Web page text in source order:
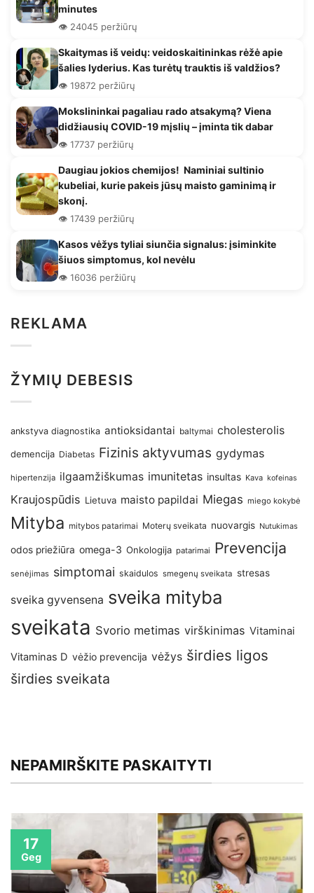
minutes
👁️ 24045 peržiūrų
Skaitymas iš veidų: veidoskaitininkas rėžė apie
šalies lyderius. Kas turėtų trauktis iš valdžios?
👁️ 19872 peržiūrų
Mokslininkai pagaliau rado atsakymą? Viena
didžiausių COVID-19 mįslių – įminta tik dabar
👁️ 17737 peržiūrų
Daugiau jokios chemijos! Naminiai sultinio
kubeliai, kurie pakeis jūsų maisto gaminimą ir
skonį.
👁️ 17439 peržiūrų
Kasos vėžys tyliai siunčia signalus: įsiminkite
šiuos simptomus, kol nevėlu
👁️ 16036 peržiūrų
REKLAMA
ŽYMIŲ DEBESIS
ankstyva diagnostika antioksidantai baltymai cholesterolis
demencija Diabetas Fizinis aktyvumas gydymas
hipertenzija ilgaamžiškumas imunitetas insultas Kava kofeinas
Kraujospūdis Lietuva maisto papildai Miegas miego kokybė
Mityba mitybos patarimai Moterų sveikata nuovargis Nutukimas
odos priežiūra omega-3 Onkologija patarimai Prevencija
senėjimas simptomai skaidulos smegenų sveikata stresas
sveika gyvensena sveika mityba
sveikata Svorio metimas virškinimas Vitaminai
Vitaminas D vėžio prevencija vėžys širdies ligos
širdies sveikata
NEPAMIRŠKITE PASKAITYTI
17
Geg